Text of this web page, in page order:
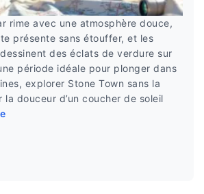
rime avec une atmosphère douce,
présente sans étouffer, et les
des éclats de verdure sur
période idéale pour plonger dans
explorer Stone Town sans la
douceur d’un coucher de soleil